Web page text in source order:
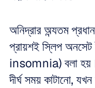
অনিদ্রার অন্যতম
প্রায়শই স্লিপ
insomnia) বলা হয়।
দীর্ঘ সময় কাটানো, যখন